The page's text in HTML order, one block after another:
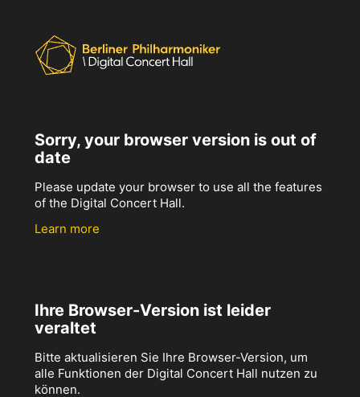
Sorry, your browser version is out of
date
Please update your browser to use all the features
of the Digital Concert Hall.
Learn more
Ihre Browser-Version ist leider
veraltet
Bitte aktualisieren Sie Ihre Browser-Version, um
alle Funktionen der Digital Concert Hall nutzen zu
können.